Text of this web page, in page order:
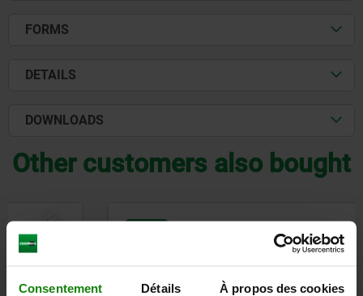
Consentement Détails À propos des cookies
FORMS
DETAILS
DOWNLOADS
Other customers also bought
NEW